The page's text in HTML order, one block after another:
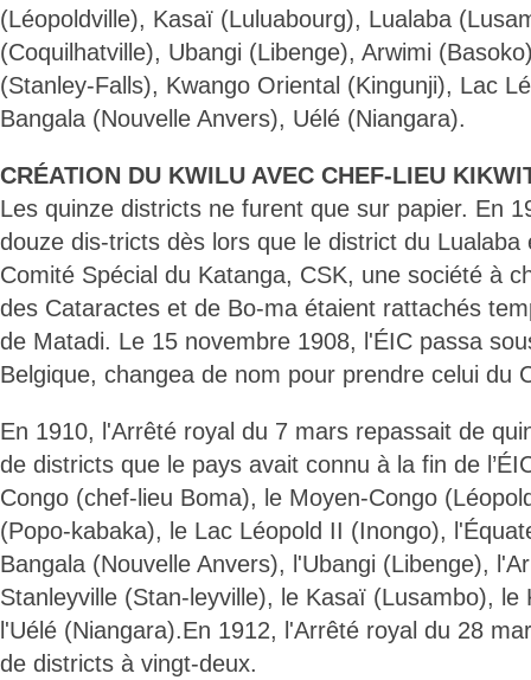
(Léopoldville), Kasaï (Luluabourg), Lualaba
(Coquilhatville), Ubangi (Libenge), Arwimi
(Stanley-Falls), Kwango Oriental (Kingunji), Lac
Bangala (Nouvelle Anvers), Uélé (Niangara).
CRÉATION DU KWILU AVEC CHEF-LIEU
Les quinze districts ne furent que sur papier. En
douze dis-tricts dès lors que le district du Lualaba
Comité Spécial du Katanga, CSK, une société à
des Cataractes et de Bo-ma étaient rattachés
de Matadi. Le 15 novembre 1908, l'ÉIC passa
Belgique, changea de nom pour prendre celui du
En 1910, l'Arrêté royal du 7 mars repassait de
de districts que le pays avait connu à la fin de
Congo (chef-lieu Boma), le Moyen-Congo
(Popo-kabaka), le Lac Léopold II (Inongo),
Bangala (Nouvelle Anvers), l'Ubangi (Libenge),
Stanleyville (Stan-leyville), le Kasaï (Lusambo), le
l'Uélé (Niangara).En 1912, l'Arrêté royal du 28
de districts à vingt-deux.